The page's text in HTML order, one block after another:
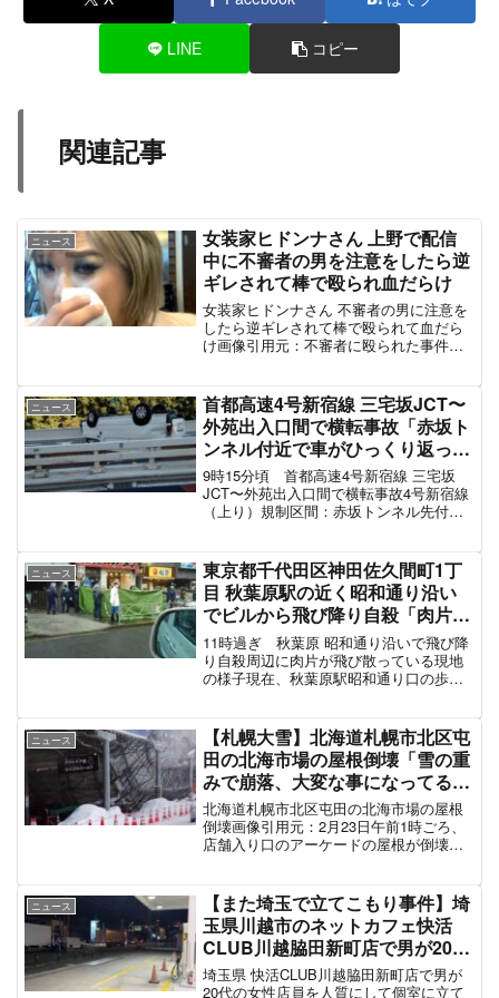
LINE コピー
関連記事
ニュース
女装家ヒドンナさん 上野で配信
中に不審者の男を注意をしたら逆
ギレされて棒で殴られ血だらけ
女装家ヒドンナさん 不審者の男に注意を
したら逆ギレされて棒で殴られて血だら
け画像引用元：不審者に殴られた事件の
てスマホが飛んでいく↓警察が来るまで
男を抑え込み↓警察到...
ニュース
首都高速4号新宿線 三宅坂JCT〜
外苑出入口間で横転事故「赤坂ト
ンネル付近で車がひっくり返って
る」車線規制で渋滞 #首都高 12月
4日
9時15分頃 首都高速4号新宿線 三宅坂
JCT〜外苑出入口間で横転事故4号新宿線
（上り）規制区間：赤坂トンネル先付近
pic.twitter.com/UhAMzBLF...
ニュース
東京都千代田区神田佐久間町1丁
目 秋葉原駅の近く昭和通り沿い
でビルから飛び降り自殺「肉片が
落ちてて歩道封鎖、目撃者多数で
現地騒然」#akiba 7月2日
11時過ぎ 秋葉原 昭和通り沿いで飛び降
り自殺周辺に肉片が飛び散っている現地
の様子現在、秋葉原駅昭和通り口の歩道
pic.twitter.com/kbmkx3aHJn— 秋葉原ベ
ースキャンプ...
ニュース
【札幌大雪】北海道札幌市北区屯
田の北海市場の屋根倒壊「雪の重
みで崩落、大変な事になってる」
#試される大地 2月23日
北海道札幌市北区屯田の北海市場の屋根
倒壊画像引用元：2月23日午前1時ごろ、
店舗入り口のアーケードの屋根が倒壊し
みられています。 店舗の入り口部分が
ふさがれていて、店は...
ニュース
【また埼玉で立てこもり事件】埼
玉県川越市のネットカフェ快活
CLUB川越脇田新町店で男が20代
の女性店員を人質にして個室に立
て篭もりしている現地の様子 国
埼玉県 快活CLUB川越脇田新町店で男が
20代の女性店員を人質にして個室に立て